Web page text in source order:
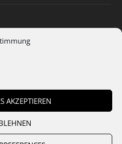
AKZEPTIEREN
Cookies Datenschutz